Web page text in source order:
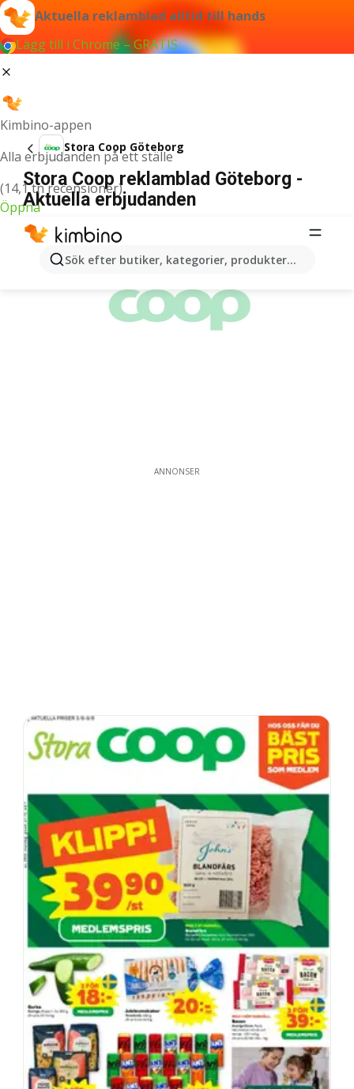
Aktuella reklamblad alltid till hands
Lägg till i Chrome – GRATIS
Kimbino-appen
Alla erbjudanden på ett ställe
(14,1 tn recensioner)
Öppna
Sök efter butiker, kategorier, produkter...
Stora Coop Göteborg
Stora Coop reklamblad Göteborg -
Aktuella erbjudanden
ANNONSER